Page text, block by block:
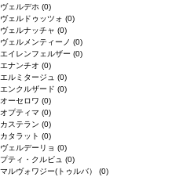
ヴェルデホ (0)
ヴェルドゥッツォ (0)
ヴェルナッチャ (0)
ヴェルメンティーノ (0)
エイレンフェルザー (0)
エナンチオ (0)
エルミタージュ (0)
エンクルザード (0)
オーセロワ (0)
オプティマ (0)
カステラン (0)
カタラット (0)
ヴェルデーリョ (0)
プティ・クルビュ (0)
マルヴォワジー(トゥルバ） (0)